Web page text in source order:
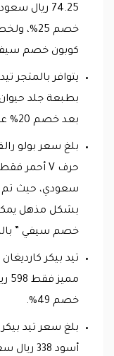
كوبون خصم
بعد خصم 20% على السعر الأصلي 890 ريال سعودي.
بلغ سعر بولو
بشكل مذهل
خصم سيفي ”
تيد بيكر
خصم 49%.
بلغ سعر تيد
أسود 338 ريال سعودي بدلاً من 675 ريال بعد خصم 49%.